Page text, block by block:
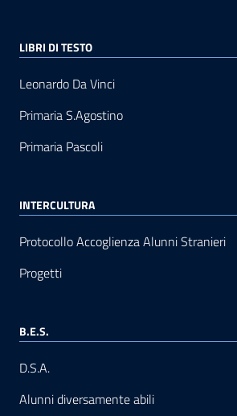
LIBRI DI TESTO
Leonardo Da Vinci
Primaria S.Agostino
Primaria Pascoli
INTERCULTURA
Protocollo Accoglienza Alunni Stranieri
Progetti
B.E.S.
D.S.A.
Alunni diversamente abili